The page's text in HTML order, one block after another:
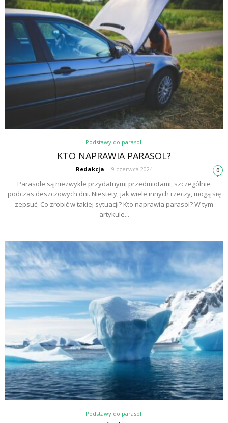
Podstawy do parasoli
KTO NAPRAWIA PARASOL?
Redakcja - 9 czerwca 2024 0
Parasole są niezwykle przydatnymi przedmiotami, szczególnie
podczas deszczowych dni. Niestety, jak wiele innych rzeczy, mogą się
zepsuć. Co zrobić w takiej sytuacji? Kto naprawia parasol? W tym
artykule...
Podstawy do parasoli